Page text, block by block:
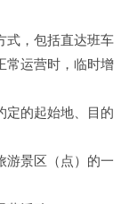
，包括直达班车
常运营时，临时增
的起始地、目的
景区（点）的一